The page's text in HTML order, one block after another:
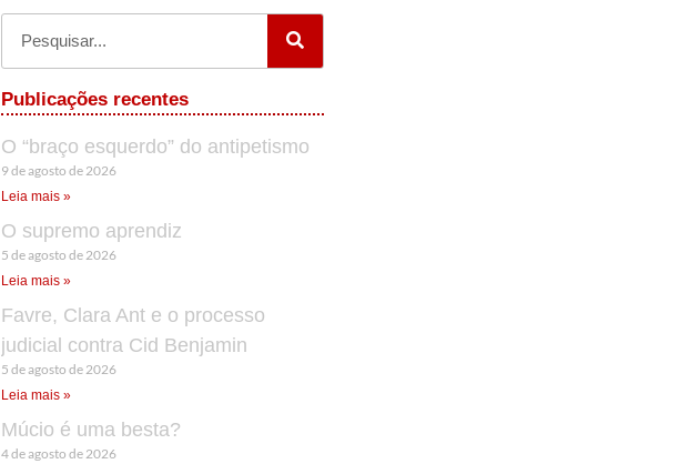
Publicações recentes
O “braço esquerdo” do antipetismo
9 de agosto de 2026
Leia mais »
O supremo aprendiz
5 de agosto de 2026
Leia mais »
Favre, Clara Ant e o processo
judicial contra Cid Benjamin
5 de agosto de 2026
Leia mais »
Múcio é uma besta?
4 de agosto de 2026